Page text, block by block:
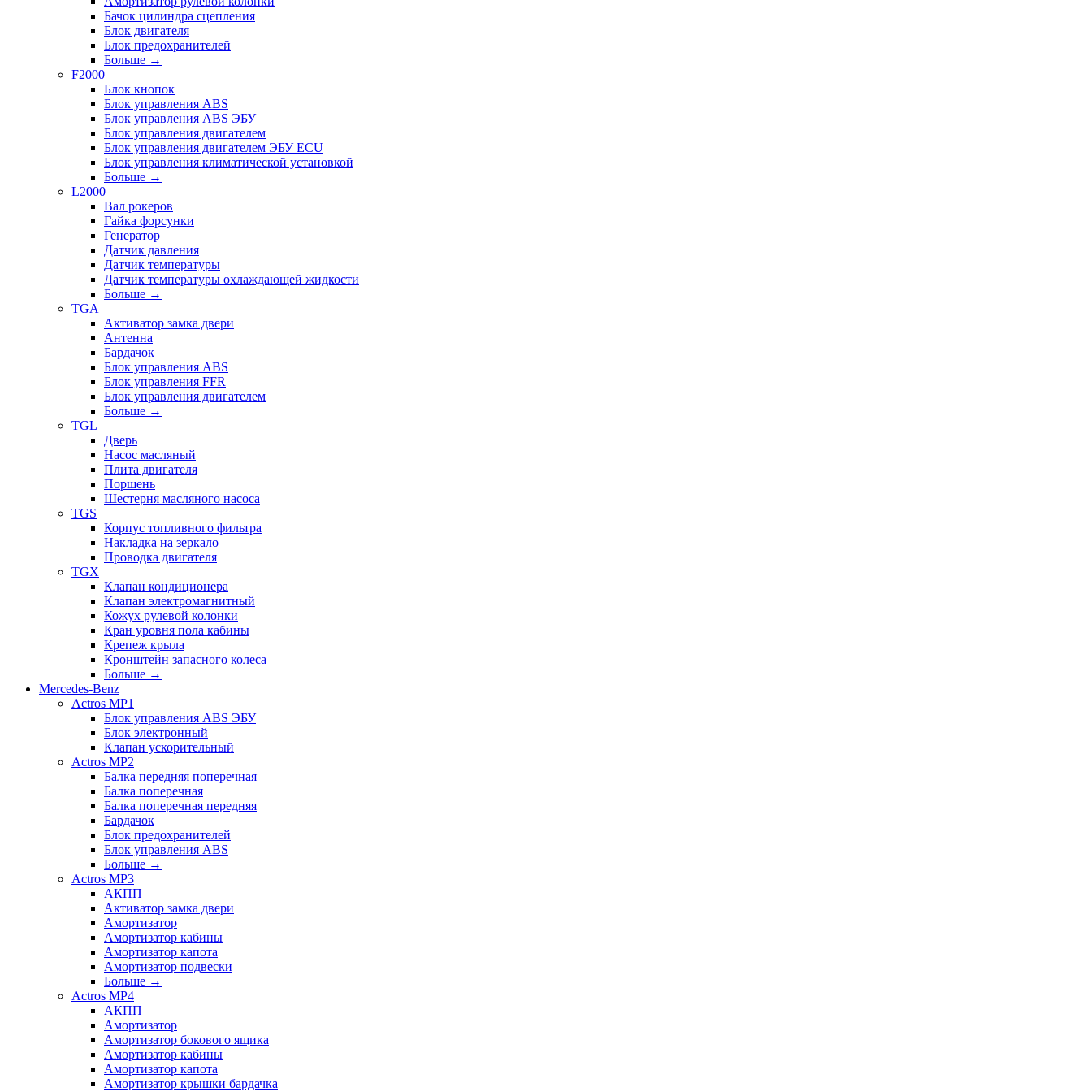
Бачок цилиндра сцепления
Блок двигателя
Блок предохранителей
Больше →
F2000
Блок кнопок
Блок управления ABS
Блок управления ABS ЭБУ
Блок управления двигателем
Блок управления двигателем ЭБУ ECU
Блок управления климатической установкой
Больше →
L2000
Вал рокеров
Гайка форсунки
Генератор
Датчик давления
Датчик температуры
Датчик температуры охлаждающей жидкости
Больше →
TGA
Активатор замка двери
Антенна
Бардачок
Блок управления ABS
Блок управления FFR
Блок управления двигателем
Больше →
TGL
Дверь
Насос масляный
Плита двигателя
Поршень
Шестерня масляного насоса
TGS
Корпус топливного фильтра
Накладка на зеркало
Проводка двигателя
TGX
Клапан кондиционера
Клапан электромагнитный
Кожух рулевой колонки
Кран уровня пола кабины
Крепеж крыла
Кронштейн запасного колеса
Больше →
Mercedes-Benz
Actros MP1
Блок управления ABS ЭБУ
Блок электронный
Клапан ускорительный
Actros MP2
Балка передняя поперечная
Балка поперечная
Балка поперечная передняя
Бардачок
Блок предохранителей
Блок управления ABS
Больше →
Actros MP3
АКПП
Активатор замка двери
Амортизатор
Амортизатор кабины
Амортизатор капота
Амортизатор подвески
Больше →
Actros MP4
АКПП
Амортизатор
Амортизатор бокового ящика
Амортизатор кабины
Амортизатор капота
Амортизатор крышки бардачка